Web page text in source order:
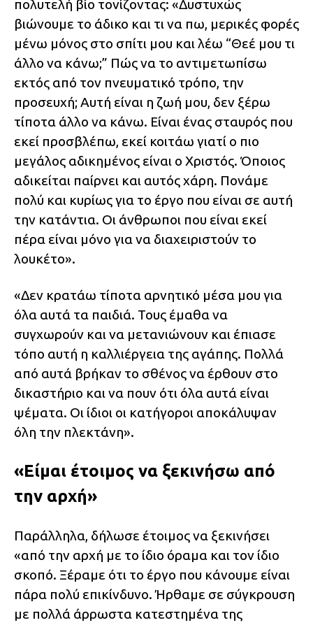
πολυτελή βίο τονίζοντας: «Δυστυχώς
βιώνουμε το άδικο και τι να πω, μερικές φορές
μένω μόνος στο σπίτι μου και λέω “Θεέ μου τι
άλλο να κάνω;” Πώς να το αντιμετωπίσω
εκτός από τον πνευματικό τρόπο, την
προσευχή; Αυτή είναι η ζωή μου, δεν ξέρω
τίποτα άλλο να κάνω. Είναι ένας σταυρός που
εκεί προσβλέπω, εκεί κοιτάω γιατί ο πιο
μεγάλος αδικημένος είναι ο Χριστός. Όποιος
αδικείται παίρνει και αυτός χάρη. Πονάμε
πολύ και κυρίως για το έργο που είναι σε αυτή
την κατάντια. Οι άνθρωποι που είναι εκεί
πέρα είναι μόνο για να διαχειριστούν το
λουκέτο».
«Δεν κρατάω τίποτα αρνητικό μέσα μου για
όλα αυτά τα παιδιά. Τους έμαθα να
συγχωρούν και να μετανιώνουν και έπιασε
τόπο αυτή η καλλιέργεια της αγάπης. Πολλά
από αυτά βρήκαν το σθένος να έρθουν στο
δικαστήριο και να πουν ότι όλα αυτά είναι
ψέματα. Οι ίδιοι οι κατήγοροι αποκάλυψαν
όλη την πλεκτάνη».
«Είμαι έτοιμος να ξεκινήσω από
την αρχή»
Παράλληλα, δήλωσε έτοιμος να ξεκινήσει
«από την αρχή με το ίδιο όραμα και τον ίδιο
σκοπό. Ξέραμε ότι το έργο που κάνουμε είναι
πάρα πολύ επικίνδυνο. Ήρθαμε σε σύγκρουση
με πολλά άρρωστα κατεστημένα της